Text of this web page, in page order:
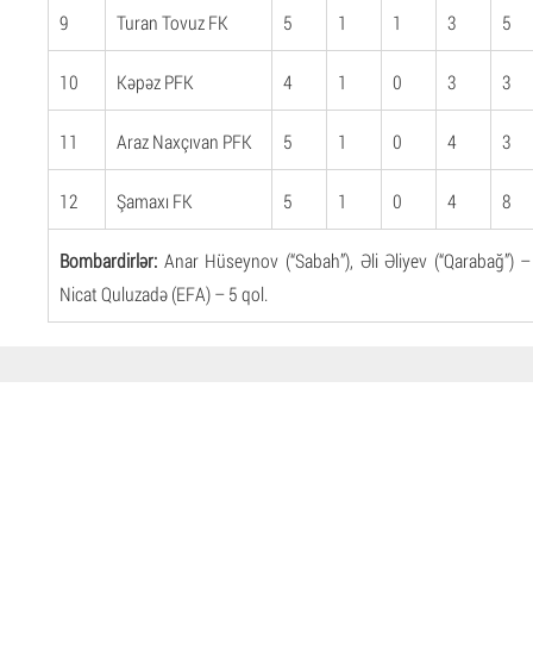
9 Turan Tovuz FK 5 1 1 3 5
10 Kəpəz PFK 4 1 0 3 3
11 Araz Naxçıvan PFK 5 1 0 4 3
12 Şamaxı FK 5 1 0 4 8
Bombardirlər: Anar Hüseynov (“Sabah”), Əli Əliyev (“Qarabağ”)
Nicat Quluzadə (EFA) – 5 qol.